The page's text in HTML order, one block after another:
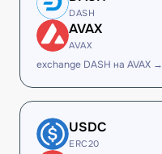
DASH
AVAX
AVAX
exchange DASH на AVAX →
USDC
ERC20